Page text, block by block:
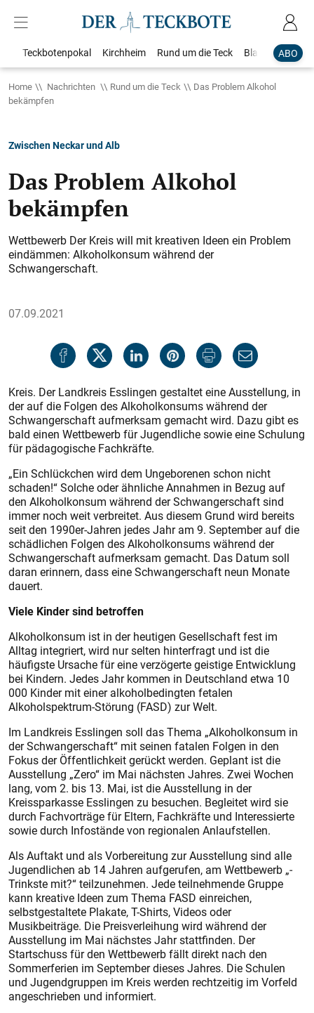
ABO
Teckbotenpokal Kirchheim Rund um die Teck Blaulicht
Home Nachrichten Rund um die Teck
Das Problem Alkohol
bekämpfen
Zwischen Neckar und Alb
Das Problem Alkohol
bekämpfen
Wettbewerb Der Kreis will mit kreativen Ideen ein Problem
eindämmen: Alkoholkonsum während der
Schwangerschaft.
07.09.2021
Kreis. Der Landkreis Esslingen gestaltet eine Ausstellung, in
der auf die Folgen des Alkoholkonsums während der
Schwangerschaft aufmerksam gemacht wird. Dazu gibt es
bald einen Wettbewerb für Jugendliche sowie eine Schulung
für pädagogische Fachkräfte.
„Ein Schlückchen wird dem Ungeborenen schon nicht
schaden!“ Solche oder ähnliche Annahmen in Bezug auf
den Alkoholkonsum während der Schwangerschaft sind
immer noch weit verbreitet. Aus diesem Grund wird bereits
seit den 1990er-Jahren jedes Jahr am 9. September auf die
schädlichen Folgen des Alkoholkonsums während der
Schwangerschaft aufmerksam gemacht. Das Datum soll
daran erinnern, dass eine Schwangerschaft neun Monate
dauert.
Viele Kinder sind betroffen
Alkoholkonsum ist in der heutigen Gesellschaft fest im
Alltag integriert, wird nur selten hinterfragt und ist die
häufigste Ursache für eine verzögerte geistige Entwicklung
bei Kindern. Jedes Jahr kommen in Deutschland etwa 10
000 Kinder mit einer alkoholbedingten fetalen
Alkoholspektrum-Störung (FASD) zur Welt.
Im Landkreis Esslingen soll das Thema „Alkoholkonsum in
der Schwangerschaft“ mit seinen fata­len Folgen in den
Fokus der Öffentlichkeit gerückt werden. Ge­plant ist die
Ausstellung „Zero“ im Mai nächsten Jahres. Zwei Wochen
lang, vom 2. bis 13. Mai, ist die Ausstellung in der
Kreissparkasse Esslingen zu besuchen. Begleitet wird sie
durch Fachvorträge für Eltern, Fachkräfte und Interessierte
sowie durch Infostände von regionalen Anlaufstellen.
Als Auftakt und als Vorbereitung zur Ausstellung sind alle
Jugendlichen ab 14 Jahren aufgerufen, am Wettbewerb „­
Trinkste mit?“ teilzunehmen. Jede teilnehmende Gruppe
kann kreative Ideen zum Thema FASD einreichen,
selbstgestaltete Plakate, ­T-Shirts, Videos oder
Musikbeiträge. Die Preisverleihung wird während der
Ausstellung im Mai nächstes Jahr stattfinden. Der
Startschuss für den Wettbewerb fällt direkt nach den
Sommerferien im September dieses Jahres. Die Schulen
und Jugendgruppen im Kreis werden rechtzeitig im Vorfeld
angeschrieben und informiert.